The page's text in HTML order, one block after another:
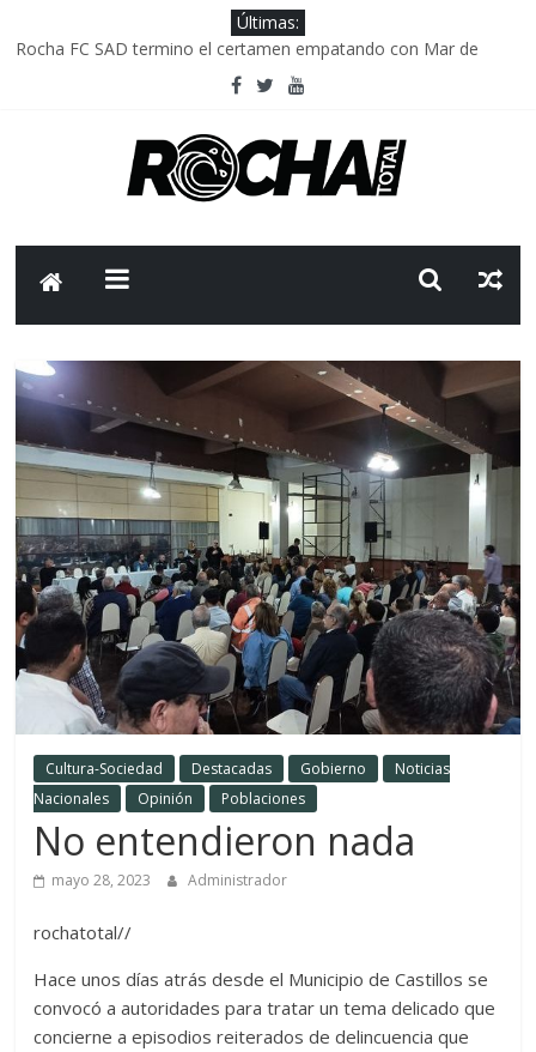
Últimas:
Rocha FC SAD termino el certamen empatando con Mar de
Delegación parlamentaria uruguaya llega a Israel; el Frente
Caso Charles Carrera: la causa que sobrevivió al paso del tiempo
Criminalidad en Uruguay: menos delitos,los homicidios son lo
Cultura-Sociedad Destacadas Gobierno
Noticias
Nacionales
Opinión Poblaciones
No entendieron nada
mayo 28, 2023 Administrador
rochatotal//
Hace unos días atrás desde el Municipio de Castillos se
convocó a autoridades para tratar un tema delicado que
concierne a episodios reiterados de delincuencia que